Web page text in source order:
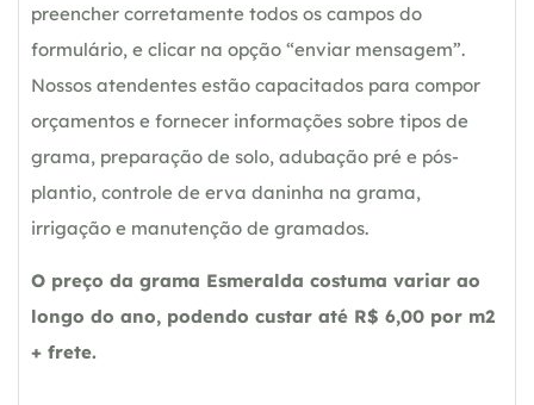
preencher corretamente todos os campos do
formulário, e clicar na opção “enviar mensagem”.
Nossos atendentes estão capacitados para compor
orçamentos e fornecer informações sobre tipos de
grama, preparação de solo, adubação pré e pós-
plantio, controle de erva daninha na grama,
irrigação e manutenção de gramados.
O preço da grama Esmeralda costuma variar ao
longo do ano, podendo custar até R$ 6,00 por m2
+ frete.